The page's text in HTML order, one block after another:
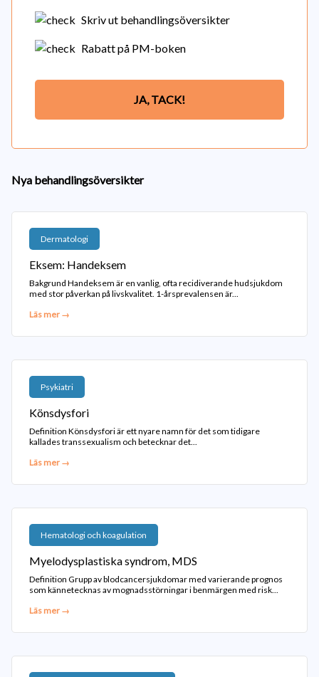
Skriv ut behandlingsöversikter
Rabatt på PM-boken
JA, TACK!
Nya behandlingsöversikter
Dermatologi
Eksem: Handeksem
Bakgrund Handeksem är en vanlig, ofta recidiverande hudsjukdom
med stor påverkan på livskvalitet. 1-årsprevalensen är...
Läs mer →
Psykiatri
Könsdysfori
Definition Könsdysfori är ett nyare namn för det som tidigare
kallades transsexualism och betecknar det...
Läs mer →
Hematologi och koagulation
Myelodysplastiska syndrom, MDS
Definition Grupp av blodcancersjukdomar med varierande prognos
som kännetecknas av mognadsstörningar i benmärgen med risk...
Läs mer →